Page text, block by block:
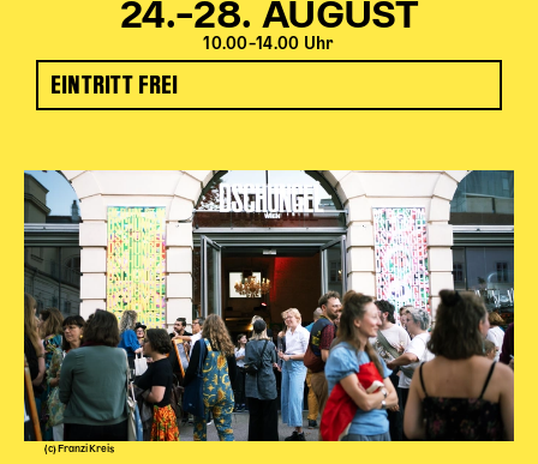
24.–28. AUGUST
10.00–14.00 Uhr
EINTRITT FREI
(c) Franzi Kreis